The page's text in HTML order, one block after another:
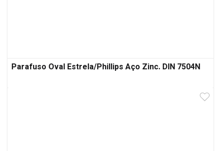
Parafuso Oval Estrela/Phillips Aço Zinc. DIN 7504N